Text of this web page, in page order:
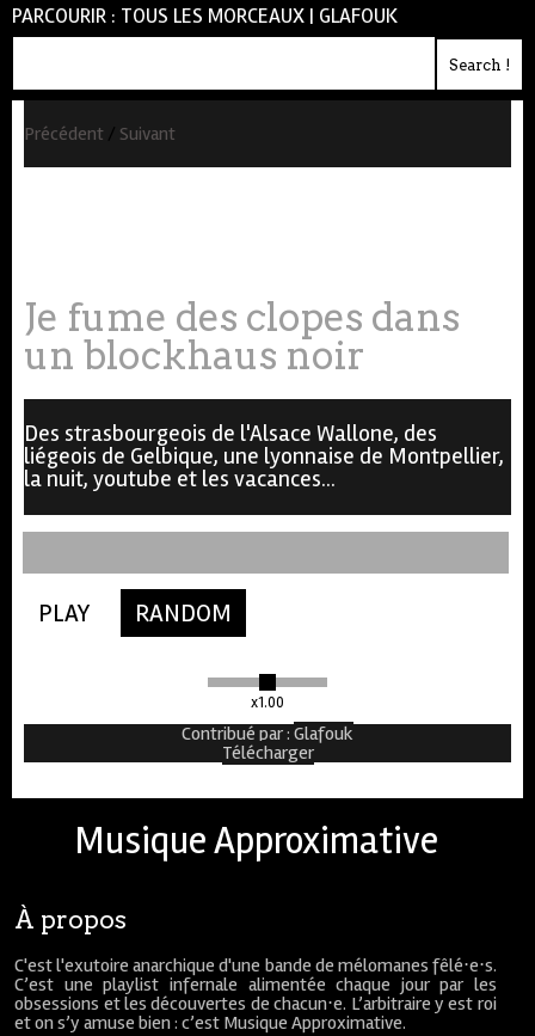
PARCOURIR : TOUS LES MORCEAUX | GLAFOUK
Précédent / Suivant
Je fume des clopes dans
un blockhaus noir
Des strasbourgeois de l'Alsace Wallone, des
liégeois de Gelbique, une lyonnaise de Montpellier,
la nuit, youtube et les vacances...
PLAY RANDOM
x1.00
Contribué par: Glafouk
Télécharger
Musique Approximative
À propos
C'est l'exutoire anarchique d'une bande de mélomanes fêlé⋅e⋅s.
C’est une playlist infernale alimentée chaque jour par les
obsessions et les découvertes de chacun⋅e. L’arbitraire y est roi
et on s’y amuse bien : c’est Musique Approximative.